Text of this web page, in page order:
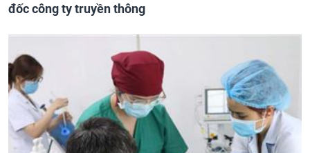
đốc công ty truyền thông